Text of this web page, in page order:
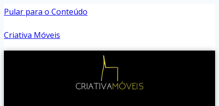
Pular para o Conteúdo
Criativa Móveis